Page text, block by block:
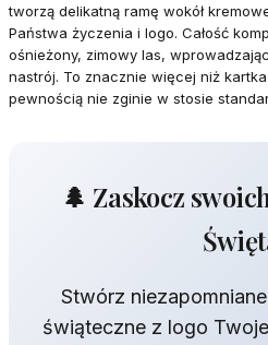
tworzą delikatną ramę wokół
Państwa życzenia i logo. Całość
ośnieżony, zimowy las,
nastrój. To znacznie więcej niż kartka
pewnością nie zginie w stosie
🌲 Zaskocz
Stwórz
świąteczne z logo